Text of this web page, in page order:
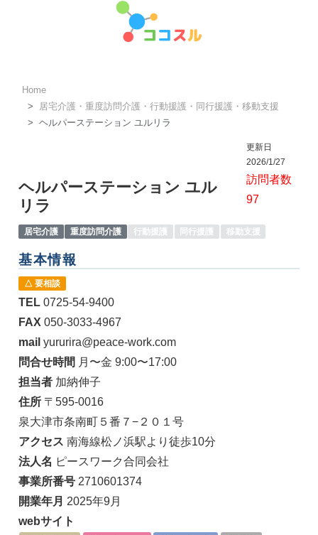
Home
居宅介護・重度訪問介護・行動援護・同行援護・移動支援
ヘルパーステーション ユルリラ
ヘルパーステーション ユル
リラ
更新日
2026/1/27
訪問者数
97
居宅介護 重度訪問介護 行動援護 同行援護 移動支援
基本情報
△ 要相談
TEL 0725-54-9400
FAX 050-3033-4967
mail yururira@peace-work.com
問合せ時間 月〜金 9:00〜17:00
担当者 加納伸子
住所 〒595-0016
泉大津市条南町５番７−２０１号
アクセス 南海線松ノ浜駅より徒歩10分
法人名 ピースワーク合同会社
事業所番号 2710601374
開業年月 2025年9月
webサイト